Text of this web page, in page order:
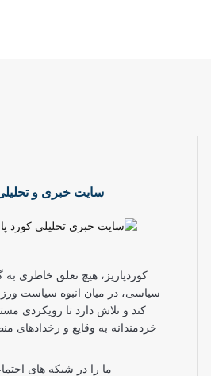
سایت خبری و تحلیلی
کوردپاریز، هیچ تعلق خاطری
سیاسی، در میان انبوه سیاست
کند و تلاش دارد تا رویکردی
خردمندانه به وقایع و رخدادهای
ما را در شبکه های